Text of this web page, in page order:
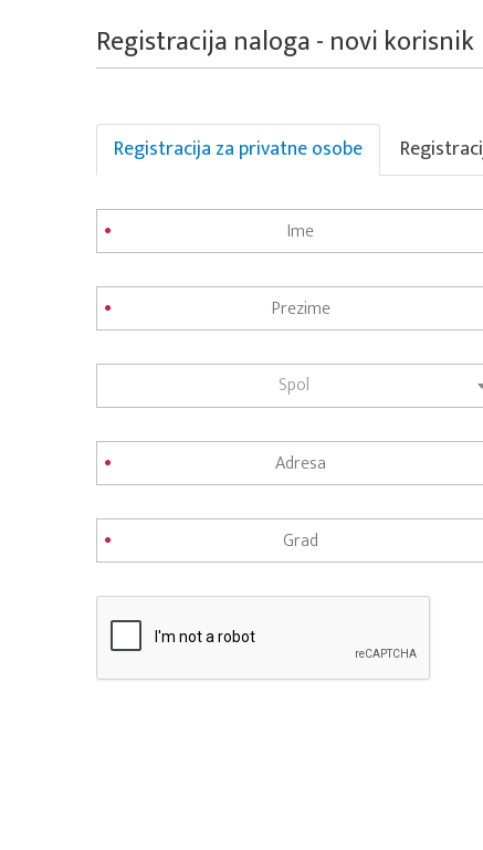
Registracija naloga - novi korisnik
Registracija za privatne osobe
Spol